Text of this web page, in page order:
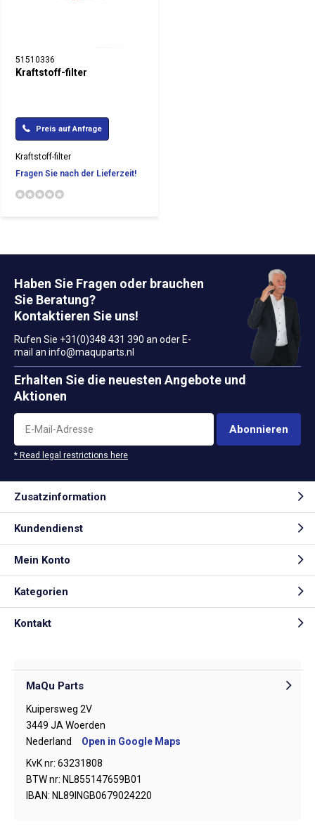
51510336
Kraftstoff-filter
Preis auf Anfrage
Kraftstoff-filter
Fragen Sie nach der Lieferzeit!
Haben Sie Fragen oder brauchen
Sie Beratung?
Kontaktieren Sie uns!
Rufen Sie +31(0)348 431 390 an oder E-
mail an info@maquparts.nl
Erhalten Sie die neuesten Angebote und
Aktionen
Abonnieren
* Read legal restrictions here
Zusatzinformation
Kundendienst
Mein Konto
Kategorien
Kontakt
MaQu Parts
Kuipersweg 2V
3449 JA Woerden
Nederland
Open in Google Maps
KvK nr: 63231808
BTW nr: NL855147659B01
IBAN: NL89INGB0679024220